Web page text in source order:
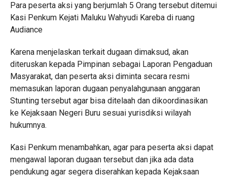
Para peserta aksi yang berjumlah 5 Orang tersebut ditemui
Kasi Penkum Kejati Maluku Wahyudi Kareba di ruang
Audiance
Karena menjelaskan terkait dugaan dimaksud, akan
diteruskan kepada Pimpinan sebagai Laporan Pengaduan
Masyarakat, dan peserta aksi diminta secara resmi
memasukan laporan dugaan penyalahgunaan anggaran
Stunting tersebut agar bisa ditelaah dan dikoordinasikan
ke Kejaksaan Negeri Buru sesuai yurisdiksi wilayah
hukumnya.
Kasi Penkum menambahkan, agar para peserta aksi dapat
mengawal laporan dugaan tersebut dan jika ada data
pendukung agar segera diserahkan kepada Kejaksaan